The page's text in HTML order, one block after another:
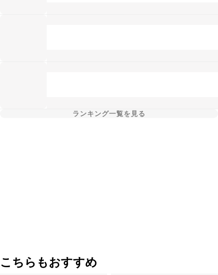
ランキング一覧を見る
こちらもおすすめ